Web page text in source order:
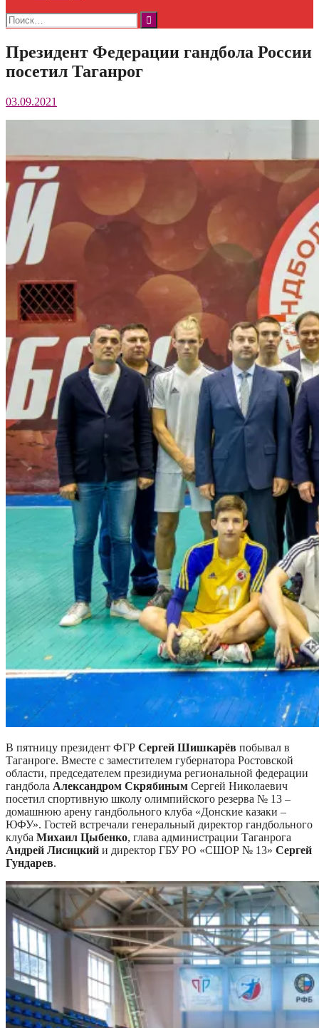
Найти:
Президент Федерации гандбола России
посетил Таганрог
03.09.2021
В пятницу президент ФГР Сергей Шишкарёв побывал в
Таганроге. Вместе с заместителем губернатора Ростовской
области, председателем президиума региональной федерации
гандбола Александром Скрябиным Сергей Николаевич
посетил спортивную школу олимпийского резерва № 13 –
домашнюю арену гандбольного клуба «Донские казаки –
ЮФУ». Гостей встречали генеральный директор гандбольного
клуба Михаил Цыбенко, глава администрации Таганрога
Андрей Лисицкий и директор ГБУ РО «СШОР № 13» Сергей
Гундарев.